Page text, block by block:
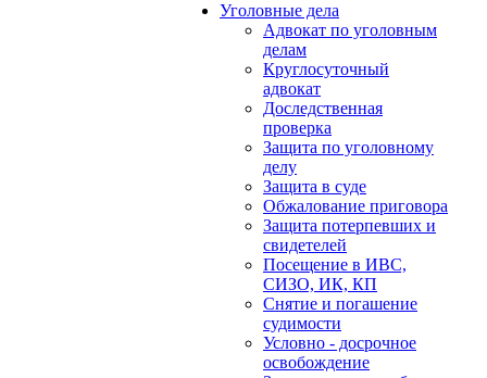
Уголовные дела
Адвокат по уголовным
делам
Круглосуточный
адвокат
Доследственная
проверка
Защита по уголовному
делу
Защита в суде
Обжалование приговора
Защита потерпевших и
свидетелей
Посещение в ИВС,
СИЗО, ИК, КП
Снятие и погашение
судимости
Условно - досрочное
освобождение